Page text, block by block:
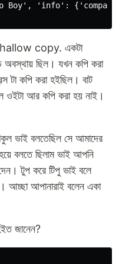
Boy', 'info':
shallow copy. একটা
অবস্থায় ছিল। যখন কপি করা
টা কপি করা হইছিল। বাট
ওইটা আর কপি করা হয় নাই।
ভাই বলতেছিল সে আমাদের
বলতে ছিলাম ভাই আপনি
টুপ করে টিপু ভাই বলে
আচ্ছা আপানারাই বলেন একা
জানেন?